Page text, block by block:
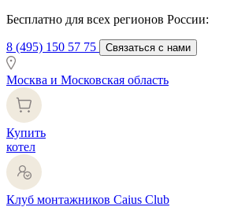
Бесплатно для всех регионов России:
8 (495) 150 57 75 Связаться с нами
Москва и Московская область
Купить
котел
Клуб монтажников Caius Club